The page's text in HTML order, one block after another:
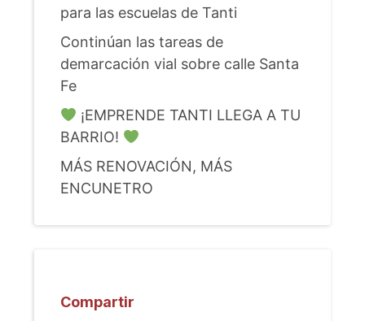
para las escuelas de Tanti
Continúan las tareas de
demarcación vial sobre calle Santa
Fe
¡EMPRENDE TANTI LLEGA A TU
BARRIO!
MÁS RENOVACIÓN, MÁS
ENCUNETRO
Compartir